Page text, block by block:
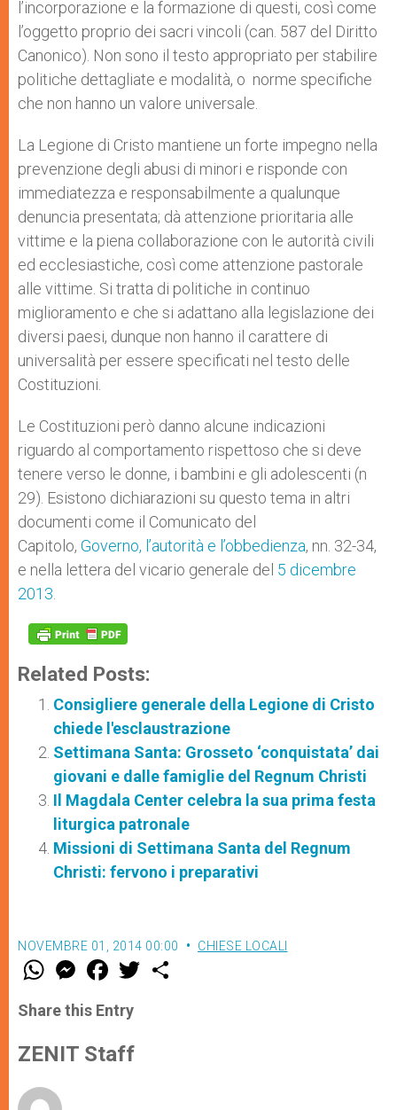
l’incorporazione e la formazione di questi, così come
l’oggetto proprio dei sacri vincoli (can. 587 del Diritto
Canonico). Non sono il testo appropriato per stabilire
politiche dettagliate e modalità, o norme specifiche
che non hanno un valore universale.
La Legione di Cristo mantiene un forte impegno nella
prevenzione degli abusi di minori e risponde con
immediatezza e responsabilmente a qualunque
denuncia presentata; dà attenzione prioritaria alle
vittime e la piena collaborazione con le autorità civili
ed ecclesiastiche, così come attenzione pastorale
alle vittime. Si tratta di politiche in continuo
miglioramento e che si adattano alla legislazione dei
diversi paesi, dunque non hanno il carattere di
universalità per essere specificati nel testo delle
Costituzioni.
Le Costituzioni però danno alcune indicazioni
riguardo al comportamento rispettoso che si deve
tenere verso le donne, i bambini e gli adolescenti (n
29). Esistono dichiarazioni su questo tema in altri
documenti come il Comunicato del
Capitolo, Governo, l’autorità e l’obbedienza, nn. 32-34,
e nella lettera del vicario generale del 5 dicembre
2013
Related Posts:
Consigliere generale della Legione di Cristo
chiede l'esclaustrazione
Settimana Santa: Grosseto ‘conquistata’ dai
giovani e dalle famiglie del Regnum Christi
Il Magdala Center celebra la sua prima festa
liturgica patronale
Missioni di Settimana Santa del Regnum
Christi: fervono i preparativi
NOVEMBRE 01, 2014 00:00 CHIESE LOCALI
W
t
s
p
p
M
e
s
e
g
e
F
a
e
b
o
k
w
Share this Entry
ZENIT Staff